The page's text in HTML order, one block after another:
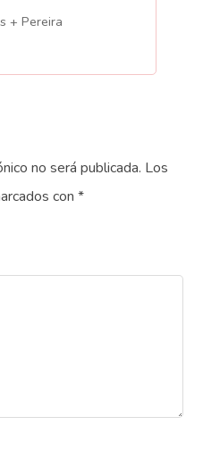
+ Pereira
no será publicada. Los
con*